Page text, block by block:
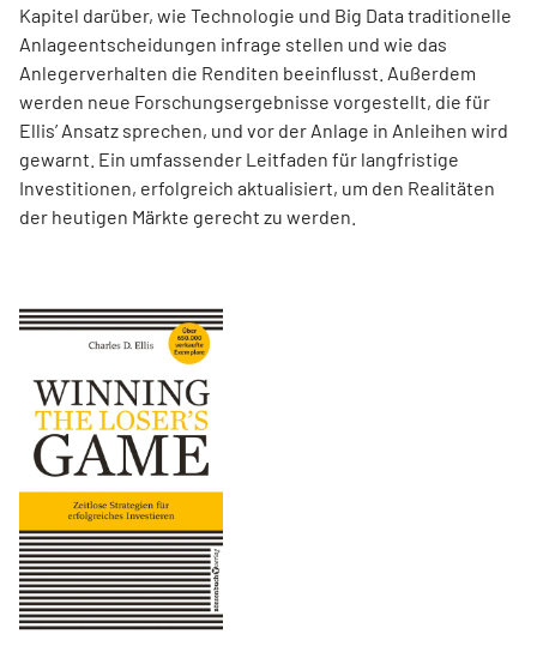
Kapitel darüber, wie Technologie und Big Data traditionelle
Anlageentscheidungen infrage stellen und wie das
Anlegerverhalten die Renditen beeinflusst. Außerdem
werden neue Forschungsergebnisse vorgestellt, die für
Ellis’ Ansatz sprechen, und vor der Anlage in Anleihen wird
gewarnt. Ein umfassender Leitfaden für langfristige
Investitionen, erfolgreich aktualisiert, um den Realitäten
der heutigen Märkte gerecht zu werden.